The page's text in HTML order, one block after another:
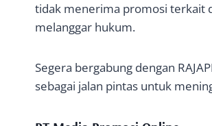
tidak menerima promosi terkait
melanggar hukum.
Segera bergabung dengan
sebagai jalan pintas untuk